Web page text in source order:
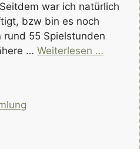
war ich natürlich
bzw bin es noch
rund 55 Spielstunden
… Weiterlesen …